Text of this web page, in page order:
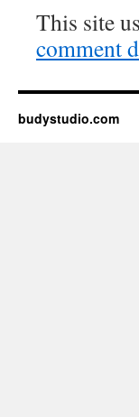
This site
comment
budystudio.com